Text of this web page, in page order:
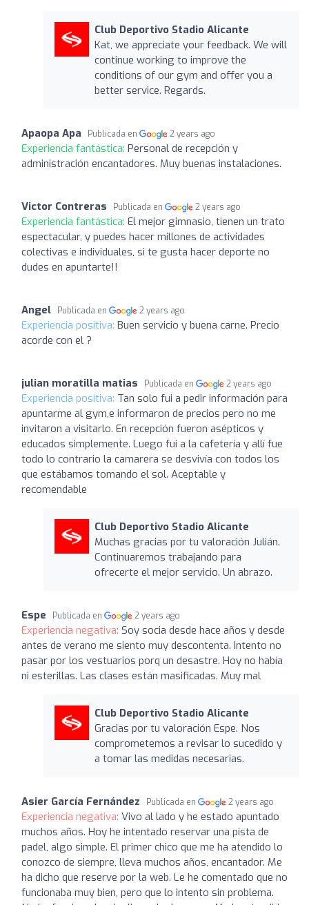
Club Deportivo Stadio Alicante
Kat, we appreciate your feedback. We will
continue working to improve the
conditions of our gym and offer you a
better service. Regards.
Apaopa Apa Publicada en 2 years ago
Experiencia fantástica: Personal de recepción y
administración encantadores. Muy buenas instalaciones.
Victor Contreras Publicada en 2 years ago
Experiencia fantástica: El mejor gimnasio, tienen un trato
espectacular, y puedes hacer millones de actividades
colectivas e individuales, si te gusta hacer deporte no
dudes en apuntarte!!
Angel Publicada en 2 years ago
Experiencia positiva: Buen servicio y buena carne. Precio
acorde con el ?
julian moratilla matias Publicada en 2 years ago
Experiencia positiva: Tan solo fui a pedir información para
apuntarme al gym,e informaron de precios pero no me
invitaron a visitarlo. En recepción fueron asépticos y
educados simplemente. Luego fui a la cafetería y allí fue
todo lo contrario la camarera se desvivía con todos los
que estábamos tomando el sol. Aceptable y
recomendable
Club Deportivo Stadio Alicante
Muchas gracias por tu valoración Julián.
Continuaremos trabajando para
ofrecerte el mejor servicio. Un abrazo.
Espe Publicada en 2 years ago
Experiencia negativa: Soy socia desde hace años y desde
antes de verano me siento muy descontenta. Intento no
pasar por los vestuarios porq un desastre. Hoy no había
ni esterillas. Las clases están masificadas. Muy mal
Club Deportivo Stadio Alicante
Gracias por tu valoración Espe. Nos
comprometemos a revisar lo sucedido y
a tomar las medidas necesarias.
Asier García Fernández Publicada en 2 years ago
Experiencia negativa: Vivo al lado y he estado apuntado
muchos años. Hoy he intentado reservar una pista de
padel, algo simple. El primer chico que me ha atendido lo
conozco de siempre, lleva muchos años, encantador. Me
ha dicho que reserve por la web. Le he comentado que no
funcionaba muy bien, pero que lo intento sin problema.